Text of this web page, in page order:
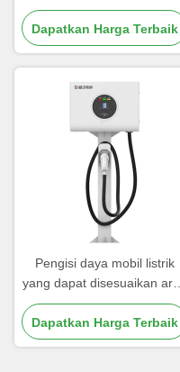
dengan desain yang dapat
disesuaikan dan efisiensi
konversi yang tinggi
Dapatkan Harga Terbaik
Pengisi daya mobil listrik
yang dapat disesuaikan arus
16A/32A Kelembaban
operasi Hingga 95% Tidak
kondensasi
Dapatkan Harga Terbaik